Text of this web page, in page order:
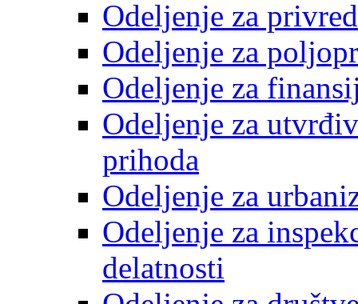
Odeljenje za
Odeljenje za
Odeljenje za
Odeljenje za
prihoda
Odeljenje za
Odeljenje za
delatnosti